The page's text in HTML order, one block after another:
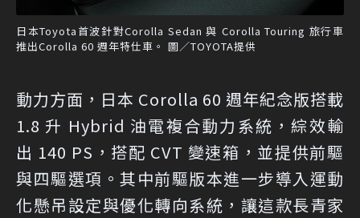
日本Toyota首波針對Corolla Sedan 與 Corolla Touring 旅行車
推出Corolla 60 週年特仕車。 圖／TOYOTA提供
動力方面，日本 Corolla 60 週年紀念版搭載
1.8 升 Hybrid 油電複合動力系統，綜效輸
出 140 PS，搭配 CVT 變速箱，並提供前驅
與四驅選項。其中前驅版本進一步導入運動
化懸吊設定與優化轉向系統，讓這款長青家